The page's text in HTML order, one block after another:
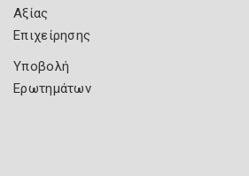
Αξίας
Επιχείρησης
Υποβολή
Ερωτημάτων